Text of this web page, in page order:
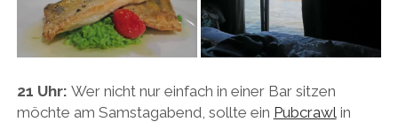
21 Uhr: Wer nicht nur einfach in einer Bar sitzen
möchte am Samstagabend, sollte ein Pubcrawl in